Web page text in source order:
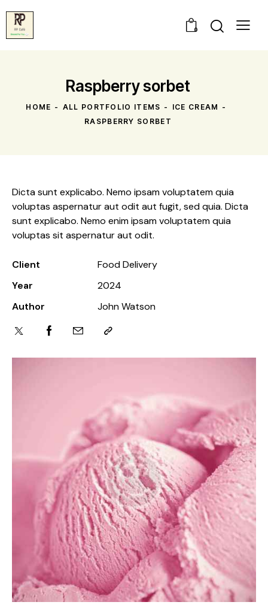
0
Raspberry sorbet
HOME ALL PORTFOLIO ITEMS
ICE CREAM
RASPBERRY SORBET
Dicta sunt explicabo. Nemo ipsam voluptatem quia
voluptas aspernatur aut odit aut fugit, sed quia. Dicta
sunt explicabo. Nemo enim ipsam voluptatem quia
voluptas sit aspernatur aut odit.
Client
Food Delivery
Year
2024
Author
John Watson